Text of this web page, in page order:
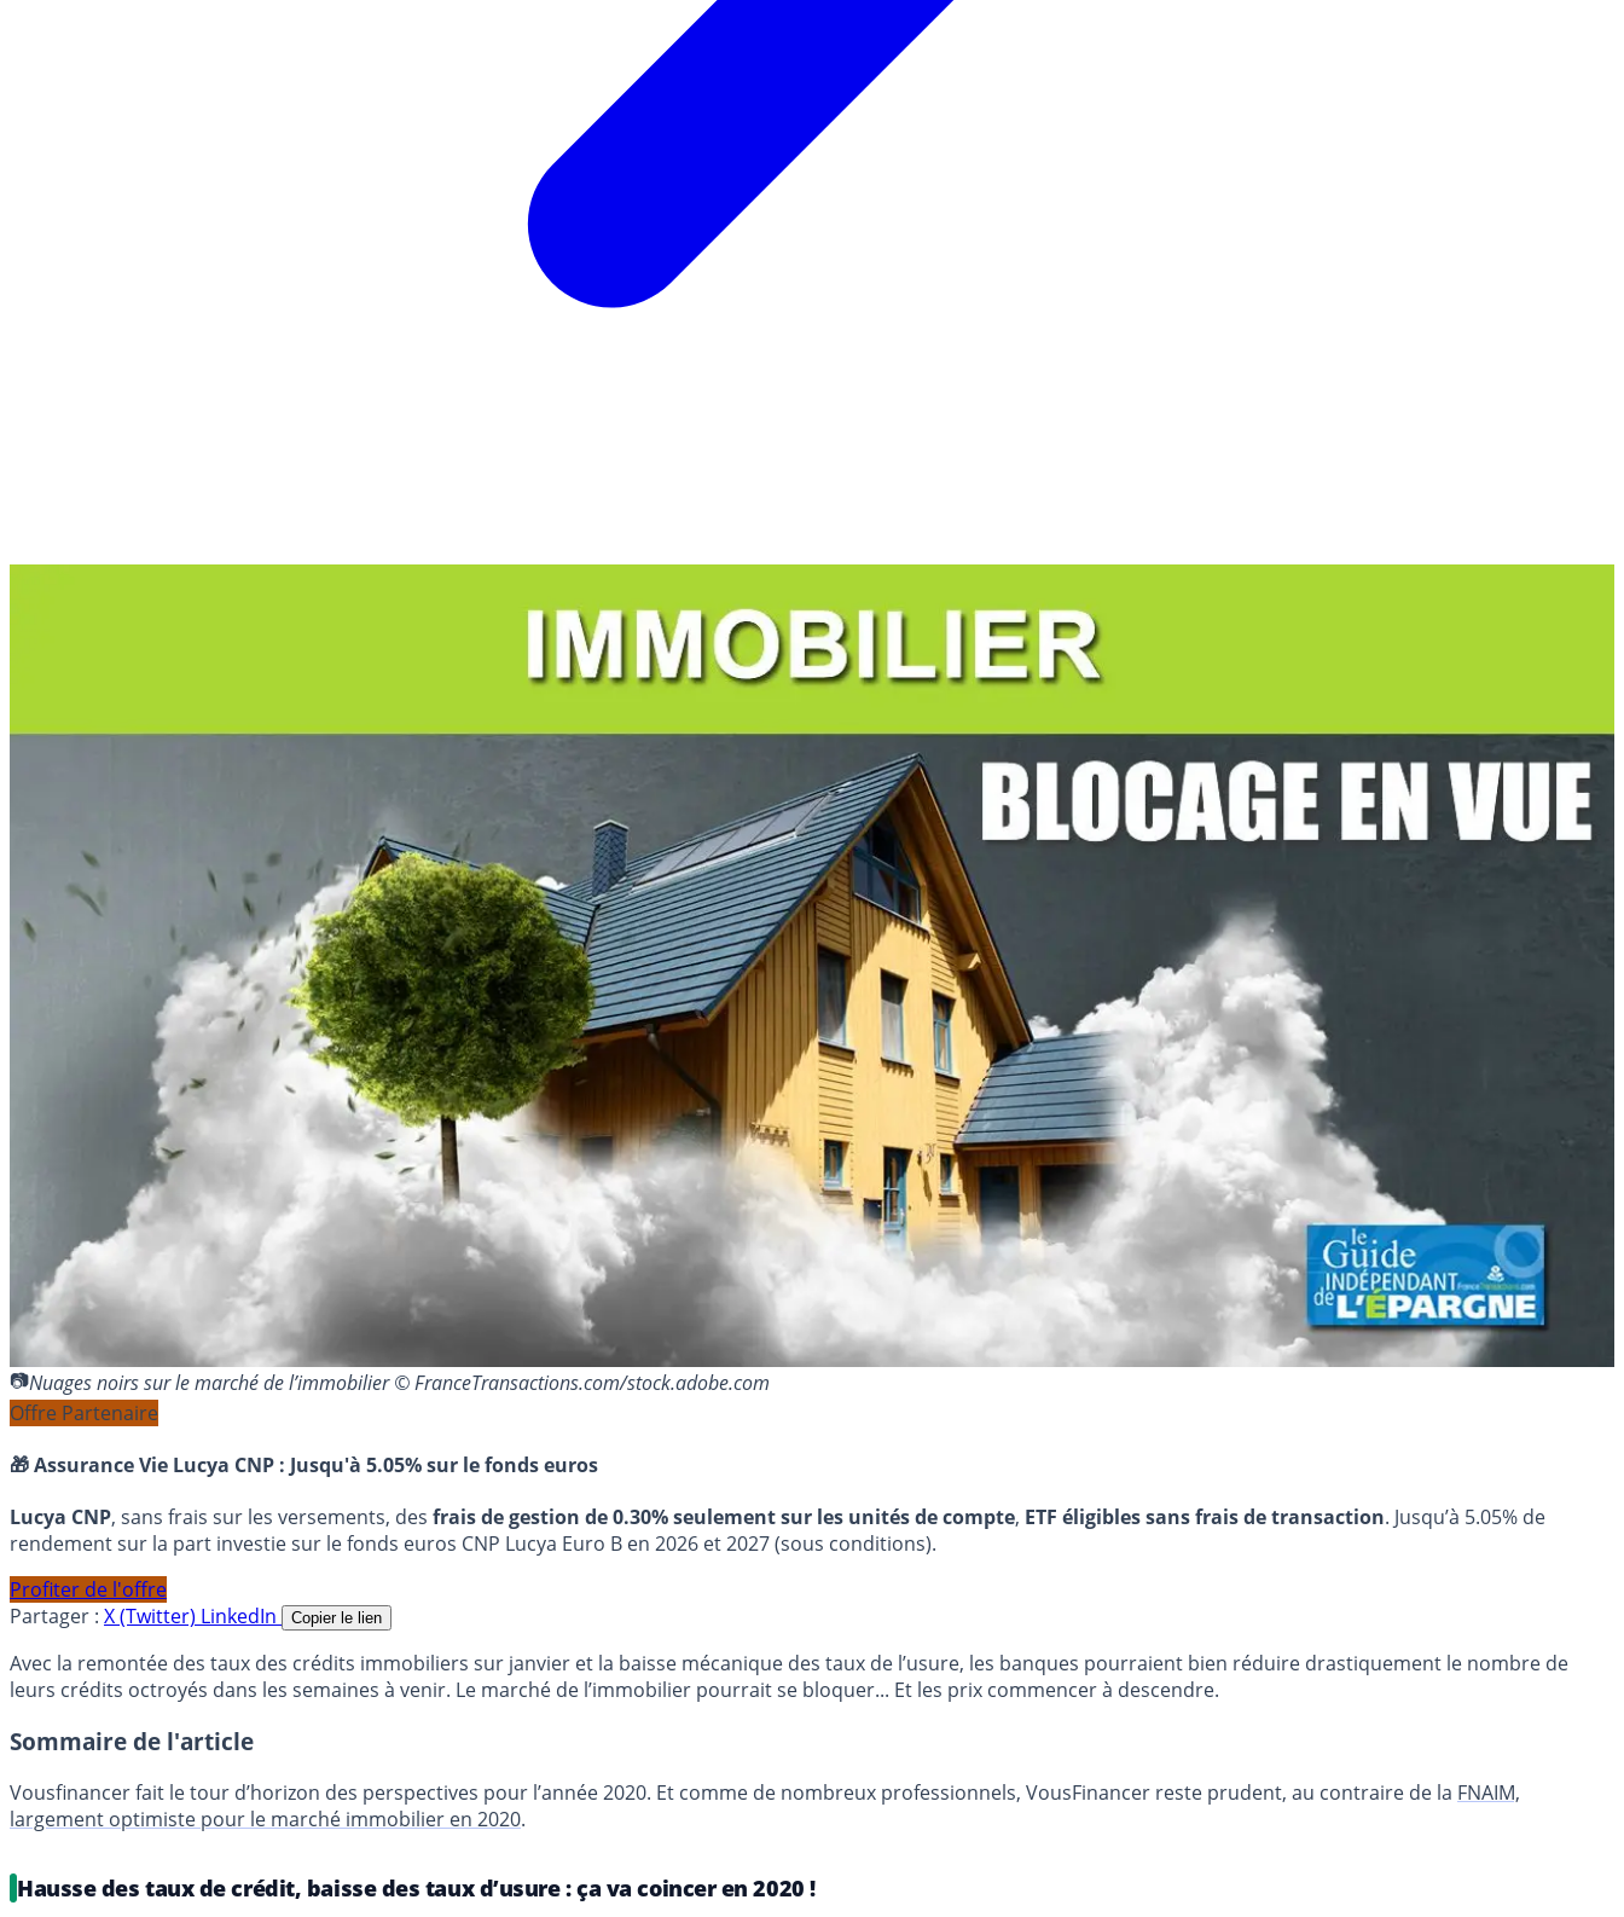
Nuages noirs sur le marché de l’immobilier © FranceTransactions.com/stock.adobe.com
Offre Partenaire
🎁 Assurance Vie Lucya CNP : Jusqu'à 5.05% sur le fonds euros
Lucya CNP, sans frais sur les versements, des frais de gestion de 0.30% seulement sur les unités de compte, ETF éligibles sans frais de transaction. Jusqu’à 5.05% de
rendement sur la part investie sur le fonds euros CNP Lucya Euro B en 2026 et 2027 (sous conditions).
Profiter de l'offre
Partager : X (Twitter) LinkedIn Copier le lien
Avec la remontée des taux des crédits immobiliers sur janvier et la baisse mécanique des taux de l’usure, les banques pourraient bien réduire drastiquement le nombre de
leurs crédits octroyés dans les semaines à venir. Le marché de l’immobilier pourrait se bloquer... Et les prix commencer à descendre.
Sommaire de l'article
Vousfinancer fait le tour d’horizon des perspectives pour l’année 2020. Et comme de nombreux professionnels, VousFinancer reste prudent, au contraire de la FNAIM,
largement optimiste pour le marché immobilier en 2020.
Hausse des taux de crédit, baisse des taux d’usure : ça va coincer en 2020 !